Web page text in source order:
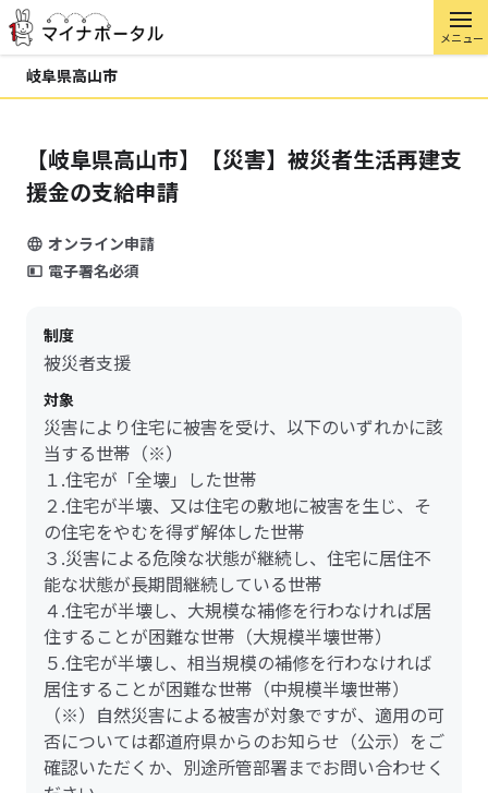
メニュー
岐阜県高山市
【岐阜県高山市】【災害】被災者生活再建支
援金の支給申請
オンライン申請
電子署名必須
制度
被災者支援
対象
災害により住宅に被害を受け、以下のいずれかに該
当する世帯（※）
１.住宅が「全壊」した世帯
２.住宅が半壊、又は住宅の敷地に被害を生じ、そ
の住宅をやむを得ず解体した世帯
３.災害による危険な状態が継続し、住宅に居住不
能な状態が長期間継続している世帯
４.住宅が半壊し、大規模な補修を行わなければ居
住することが困難な世帯（大規模半壊世帯）
５.住宅が半壊し、相当規模の補修を行わなければ
居住することが困難な世帯（中規模半壊世帯）
（※）自然災害による被害が対象ですが、適用の可
否については都道府県からのお知らせ（公示）をご
確認いただくか、別途所管部署までお問い合わせく